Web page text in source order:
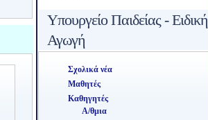
Υπουργείο Παιδείας - Ειδική
Αγωγή
Σχολικά νέα
Μαθητές
Καθηγητές
Α/θμια